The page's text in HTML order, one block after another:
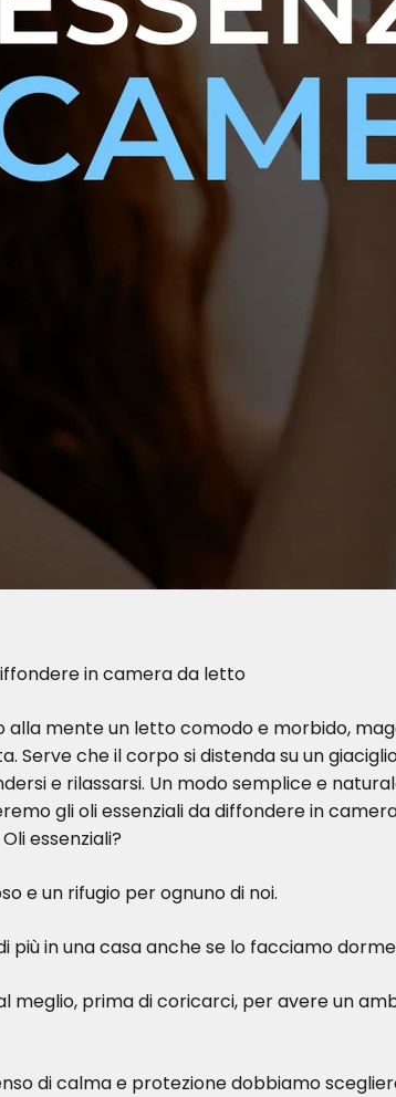
in camera da letto
alla mente un letto comodo e morbido,
Serve che il corpo si distenda su un
e rilassarsi. Un modo semplice e
gli oli essenziali da diffondere in
essenziali?
e un rifugio per ognuno di noi.
più in una casa anche se lo facciamo
prima di coricarci, per avere un
di calma e protezione dobbiamo